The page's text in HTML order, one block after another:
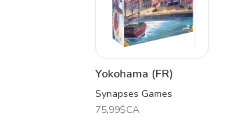
Yokohama (FR)
Synapses Games
75,99$CA